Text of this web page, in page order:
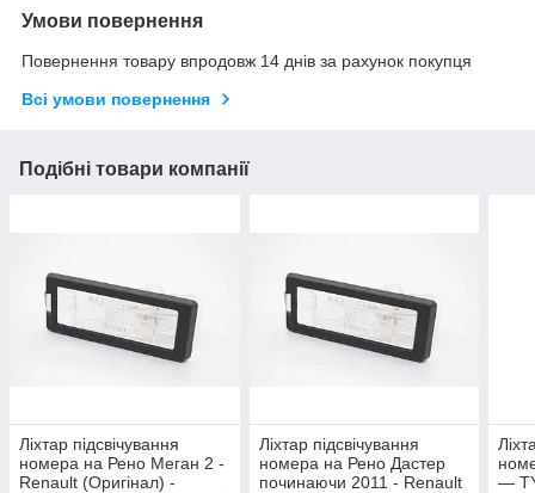
Умови повернення
Повернення товару впродовж 14 днів за рахунок покупця
Всі умови повернення
Подібні товари компанії
Ліхтар підсвічування
номера на Рено Меган 2 -
Renault (Оригінал) -
Ліхтар підсвічування
номера на Рено Дастер
починаючи 2011 - Renault
—